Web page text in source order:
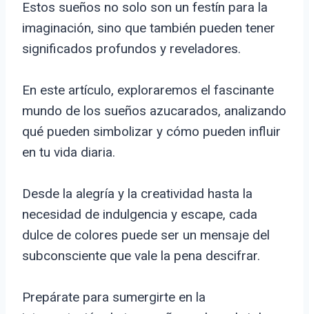
Estos sueños no solo son un festín para la
imaginación, sino que también pueden tener
significados profundos y reveladores.
En este artículo, exploraremos el fascinante
mundo de los sueños azucarados, analizando
qué pueden simbolizar y cómo pueden influir
en tu vida diaria.
Desde la alegría y la creatividad hasta la
necesidad de indulgencia y escape, cada
dulce de colores puede ser un mensaje del
subconsciente que vale la pena descifrar.
Prepárate para sumergirte en la